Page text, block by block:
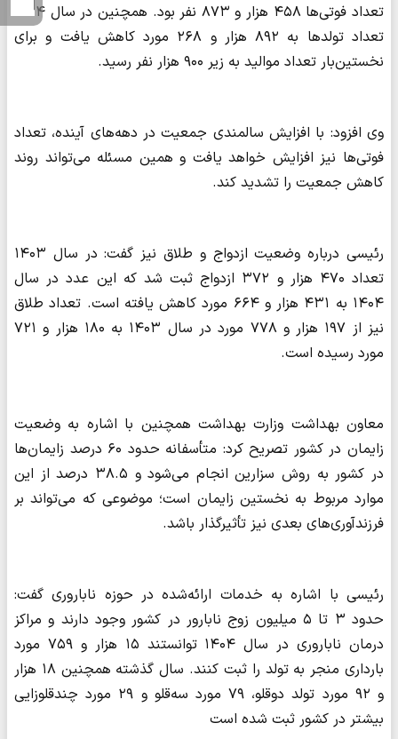
تعداد فوتی‌ها ۴۵۸ هزار و ۸۷۳ نفر بود. همچنین در سال ۱۴۰۴
تعداد تولدها به ۸۹۲ هزار و ۲۶۸ مورد کاهش یافت و برای
نخستین‌بار تعداد موالید به زیر ۹۰۰ هزار نفر رسید.
وی افزود: با افزایش سالمندی جمعیت در دهه‌های آینده، تعداد
فوتی‌ها نیز افزایش خواهد یافت و همین مسئله می‌تواند روند
کاهش جمعیت را تشدید کند.
رئیسی درباره وضعیت ازدواج و طلاق نیز گفت: در سال ۱۴۰۳
تعداد ۴۷۰ هزار و ۳۷۲ ازدواج ثبت شد که این عدد در سال
۱۴۰۴ به ۴۳۱ هزار و ۶۶۴ مورد کاهش یافته است. تعداد طلاق
نیز از ۱۹۷ هزار و ۷۷۸ مورد در سال ۱۴۰۳ به ۱۸۰ هزار و ۷۲۱
مورد رسیده است.
معاون بهداشت وزارت بهداشت همچنین با اشاره به وضعیت
زایمان در کشور تصریح کرد: متأسفانه حدود ۶۰ درصد زایمان‌ها
در کشور به روش سزارین انجام می‌شود و ۳۸.۵ درصد از این
موارد مربوط به نخستین زایمان است؛ موضوعی که می‌تواند بر
فرزندآوری‌های بعدی نیز تأثیرگذار باشد.
رئیسی با اشاره به خدمات ارائه‌شده در حوزه ناباروری گفت:
حدود ۳ تا ۵ میلیون زوج نابارور در کشور وجود دارند و مراکز
درمان ناباروری در سال ۱۴۰۴ توانستند ۱۵ هزار و ۷۵۹ مورد
بارداری منجر به تولد را ثبت کنند. سال گذشته همچنین ۱۸ هزار
و ۹۲ مورد تولد دوقلو، ۷۹ مورد سه‌قلو و ۲۹ مورد چندقلوزایی
بیشتر در کشور ثبت شده است